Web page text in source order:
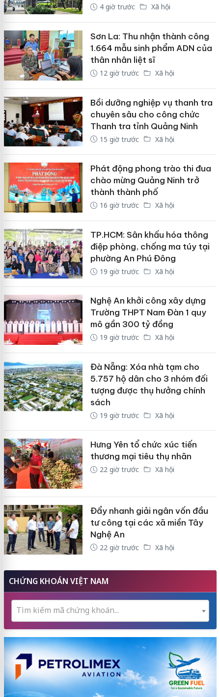
4 giờ trước Xã hội
Sơn La: Thu nhận thành công
1.664 mẫu sinh phẩm ADN của
thân nhân liệt sĩ
12 giờ trước Xã hội
Bồi dưỡng nghiệp vụ thanh tra
chuyên sâu cho công chức
Thanh tra tỉnh Quảng Ninh
15 giờ trước Xã hội
Phát động phong trào thi đua
chào mừng Quảng Ninh trở
thành thành phố
16 giờ trước Xã hội
TP.HCM: Sân khấu hóa thông
điệp phòng, chống ma túy tại
phường An Phú Đông
19 giờ trước Xã hội
Nghệ An khởi công xây dựng
Trường THPT Nam Đàn 1 quy
mô gần 300 tỷ đồng
19 giờ trước Xã hội
Đà Nẵng: Xóa nhà tạm cho
5.757 hộ dân cho 3 nhóm đối
tượng được thụ hưởng chính
sách
19 giờ trước Xã hội
Hưng Yên tổ chức xúc tiến
thương mại tiêu thụ nhãn
22 giờ trước Xã hội
Đẩy nhanh giải ngân vốn đầu
tư công tại các xã miền Tây
Nghệ An
22 giờ trước Xã hội
CHỨNG KHOÁN VIỆT NAM
Tìm kiếm mã chứng khoán...